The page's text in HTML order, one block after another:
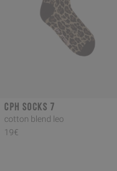
CPH SOCKS 7
cotton blend leo
19€